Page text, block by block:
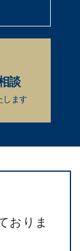
談
します
おりま